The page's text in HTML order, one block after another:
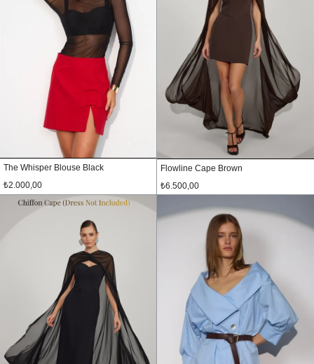
The Whisper Blouse Black
₺2.000,00
Flowline Cape Brown
₺6.500,00